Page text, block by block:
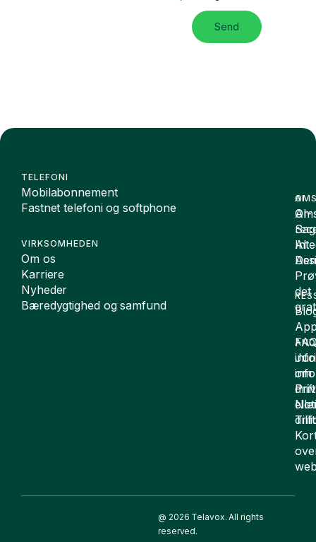
Send
TELEFONI
Mobilabonnement
Fastnet telefoni og softphone
VIRKSOMHEDEN
Om os
Karriere
Nyheder
Bæredygtighed og samfund
om
drift
AI
AI-
AI
det
@ 2026 Telavox. All rights
reserved.